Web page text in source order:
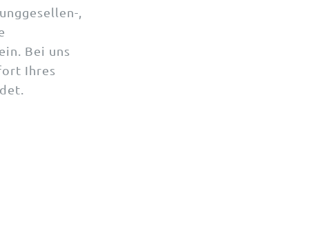
,
Bei uns
Ihres